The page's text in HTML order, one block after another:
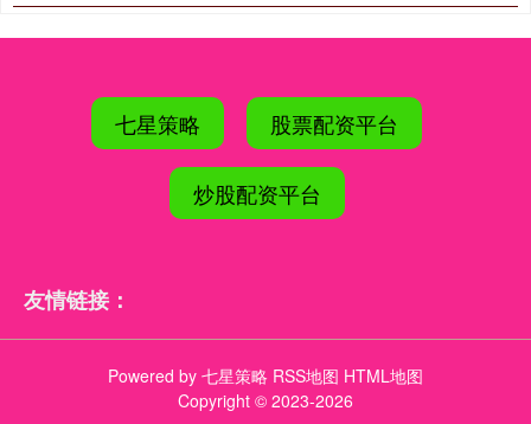
七星策略 股票配资平台
炒股配资平台
友情链接：
Powered by 七星策略 RSS地图 HTML地图
Copyright © 2023-2026